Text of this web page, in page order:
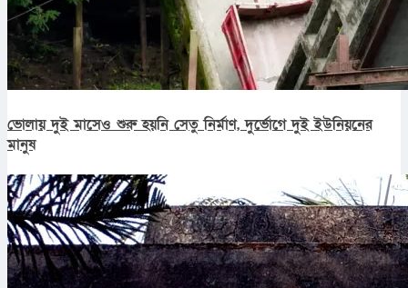
ভোলায় দুই মাসেও শুরু হয়নি সেতু নির্মাণ, দুর্ভোগে দুই ইউনিয়নের
মানুষ